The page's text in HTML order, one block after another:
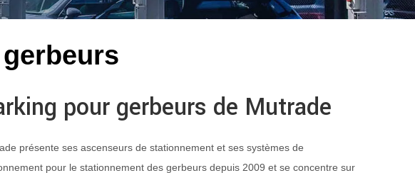
pour gerbeurs de Mutrade
présente ses ascenseurs de stationnement et ses systèmes de
pour le stationnement des gerbeurs depuis 2009 et se concentre sur